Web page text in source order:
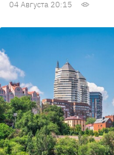
04 Августа 20:15